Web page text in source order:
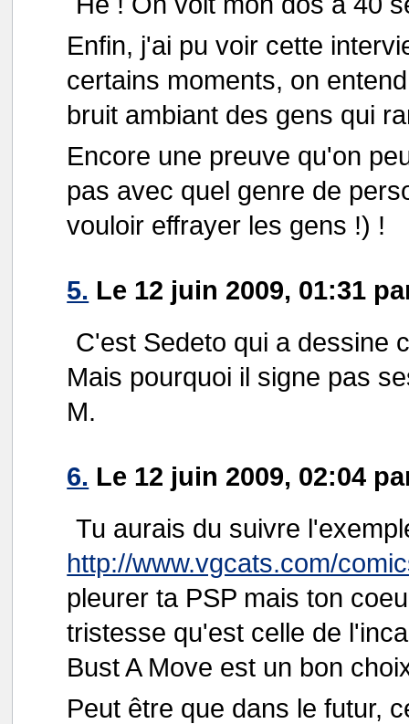
Enfin, j'ai pu voir cette
certains moments, on
bruit ambiant des gens qui
Encore une preuve qu'on
pas avec quel genre de
vouloir effrayer les gens !) !
5. Le 12 juin 2009, 01:31
C'est Sedeto qui a dessine
Mais pourquoi il signe pas
M.
6. Le 12 juin 2009, 02:04
Tu aurais du suivre
http://www.vgcats.com/
pleurer ta PSP mais ton
tristesse qu'est celle de
Bust A Move est un bon
Peut être que dans le futur,